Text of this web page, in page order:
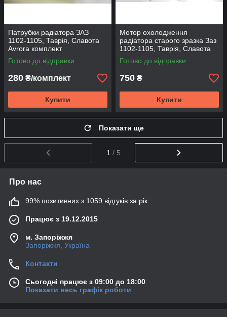
Патрубки радіатора ЗАЗ
1102-1105, Таврія, Славота
Avrora комплект
Готово до відправки
280 ₴/комплект
Купити
Мотор охолодження
радіатора старого зразка Заз
1102-1105, Таврія, Славота
AURORA
Готово до відправки
750 ₴
Купити
Показати ще
1 / 5
Про нас
99% позитивних з 1059 відгуків за рік
Працює з 19.12.2015
м. Запоріжжя
Запоріжжя, Україна
Контакти
Сьогодні працює з 09:00 до 18:00
Показати весь графік роботи